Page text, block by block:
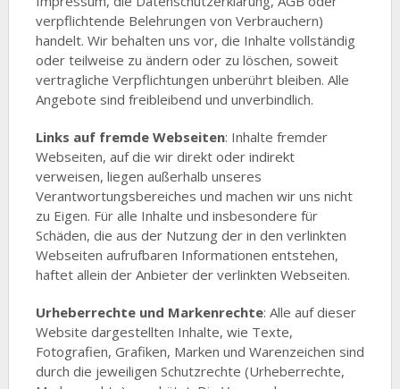
verpflichtende Belehrungen von Verbrauchern)
handelt. Wir behalten uns vor, die Inhalte vollständig
oder teilweise zu ändern oder zu löschen, soweit
vertragliche Verpflichtungen unberührt bleiben. Alle
Angebote sind freibleibend und unverbindlich.
Links auf fremde Webseiten: Inhalte fremder
Webseiten, auf die wir direkt oder indirekt
verweisen, liegen außerhalb unseres
Verantwortungsbereiches und machen wir uns nicht
zu Eigen. Für alle Inhalte und insbesondere für
Schäden, die aus der Nutzung der in den verlinkten
Webseiten aufrufbaren Informationen entstehen,
haftet allein der Anbieter der verlinkten Webseiten.
Urheberrechte und Markenrechte: Alle auf dieser
Website dargestellten Inhalte, wie Texte,
Fotografien, Grafiken, Marken und Warenzeichen sind
durch die jeweiligen Schutzrechte (Urheberrechte,